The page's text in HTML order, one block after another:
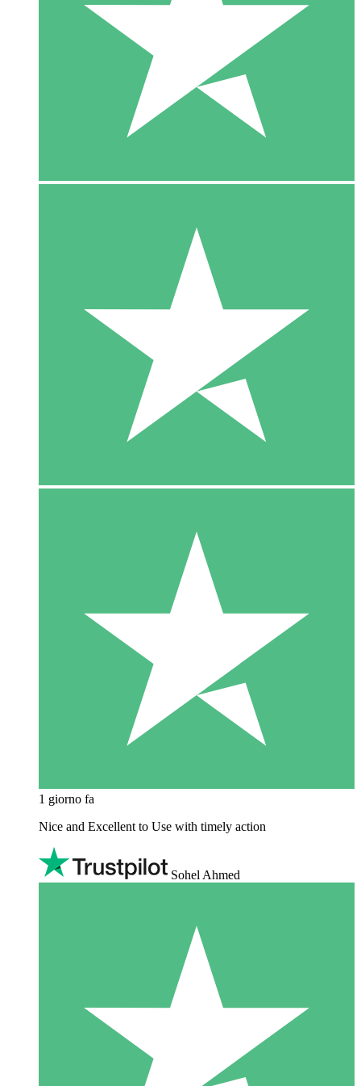
1 giorno fa
Nice and Excellent to Use with timely action
Sohel Ahmed